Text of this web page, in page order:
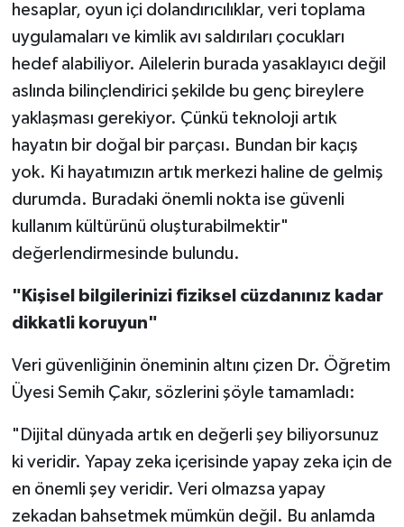
hesaplar, oyun içi dolandırıcılıklar, veri toplama
uygulamaları ve kimlik avı saldırıları çocukları
hedef alabiliyor. Ailelerin burada yasaklayıcı değil
aslında bilinçlendirici şekilde bu genç bireylere
yaklaşması gerekiyor. Çünkü teknoloji artık
hayatın bir doğal bir parçası. Bundan bir kaçış
yok. Ki hayatımızın artık merkezi haline de gelmiş
durumda. Buradaki önemli nokta ise güvenli
kullanım kültürünü oluşturabilmektir"
değerlendirmesinde bulundu.
"Kişisel bilgilerinizi fiziksel cüzdanınız kadar
dikkatli koruyun"
Veri güvenliğinin öneminin altını çizen Dr. Öğretim
Üyesi Semih Çakır, sözlerini şöyle tamamladı:
"Dijital dünyada artık en değerli şey biliyorsunuz
ki veridir. Yapay zeka içerisinde yapay zeka için de
en önemli şey veridir. Veri olmazsa yapay
zekadan bahsetmek mümkün değil. Bu anlamda